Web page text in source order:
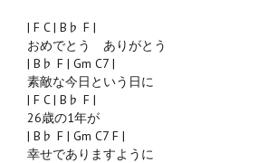
| F C | B♭ F |
おめでとう ありがとう
| B♭ F | Gm C7 |
素敵な今日という日に
| F C | B♭ F |
26歳の1年が
| B♭ F | Gm C7 F |
幸せでありますように